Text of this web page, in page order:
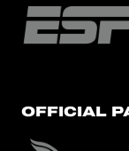
OFFICIAL